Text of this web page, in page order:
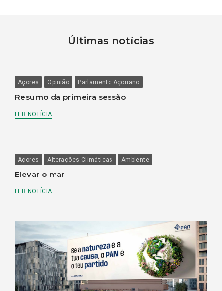
Últimas notícias
Açores Opinião Parlamento Açoriano
Resumo da primeira sessão
LER NOTÍCIA
Açores Alterações Climáticas Ambiente
Elevar o mar
LER NOTÍCIA